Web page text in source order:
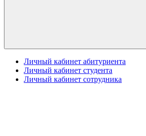
Личный кабинет абитуриента
Личный кабинет студента
Личный кабинет сотрудника